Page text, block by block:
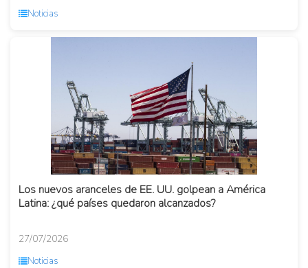
Noticias
Los nuevos aranceles de EE. UU. golpean a América
Latina: ¿qué países quedaron alcanzados?
27/07/2026
Noticias